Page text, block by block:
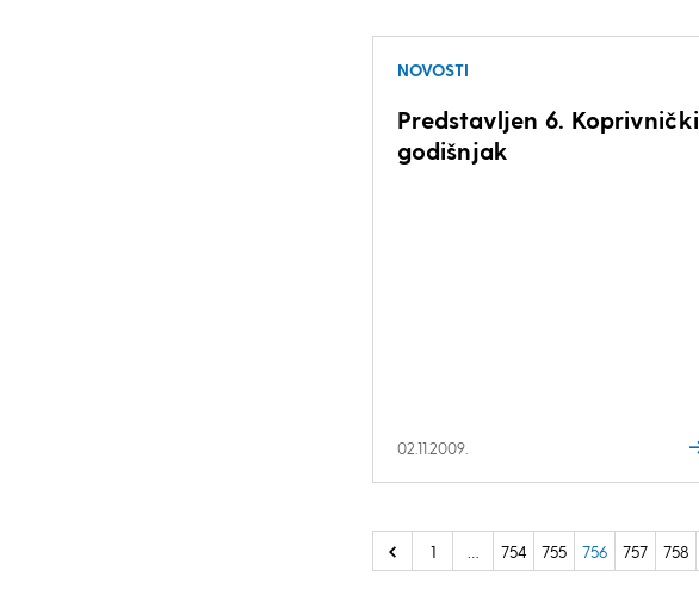
NOVOSTI
Predstavljen 6. Koprivnički
godišnjak
02.11.2009.
1 754 755 756 757 758